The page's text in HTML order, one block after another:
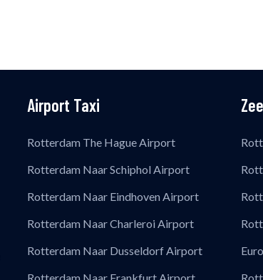
Airport Taxi
Rotterdam The Hague Airport
Rotterdam Naar Schiphol Airport
Rotterdam Naar Eindhoven Airport
Rotterdam Naar Charleroi Airport
Rotterdam Naar Dusseldorf Airport